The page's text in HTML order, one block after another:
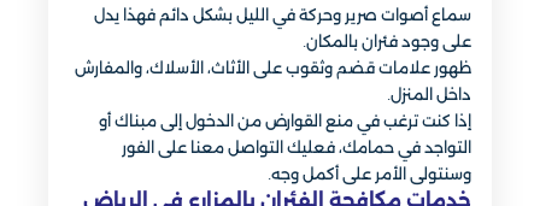
سماع أصوات صرير وحركة في الليل بشكل دائم فهذا يدل
على وجود فئران بالمكان.
ظهور علامات قضم وثقوب على الأثاث، الأسلاك، والمفارش
داخل المنزل.
إذا كنت ترغب في منع القوارض من الدخول إلى مبناك أو
التواجد في حمامك، فعليك التواصل معنا على الفور
وسنتولى الأمر على أكمل وجه.
خدمات مكافحة الفئران بالمزارع في الرياض